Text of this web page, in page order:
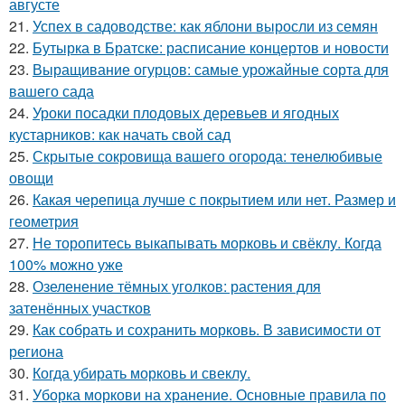
21. Успех в садоводстве: как яблони выросли из семян
22. Бутырка в Братске: расписание концертов и новости
23. Выращивание огурцов: самые урожайные сорта для
вашего сада
24. Уроки посадки плодовых деревьев и ягодных
кустарников: как начать свой сад
25. Скрытые сокровища вашего огорода: тенелюбивые
овощи
26. Какая черепица лучше с покрытием или нет. Размер и
геометрия
27. Не торопитесь выкапывать морковь и свёклу. Когда
100% можно уже
28. Озеленение тёмных уголков: растения для
затенённых участков
29. Как собрать и сохранить морковь. В зависимости от
региона
30. Когда убирать морковь и свеклу.
31. Уборка моркови на хранение. Основные правила по